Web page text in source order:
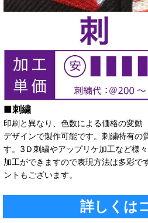
■刺繍
印刷と異なり、色数による価格の変動
デザインで製作可能です。刺繍特有の
す。3Ｄ刺繍やアップリケ加工など様
加工ができますので表現方法は多彩で
ントもございます。
詳しくは